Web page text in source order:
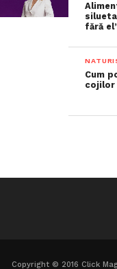
fără
Cum
cojilor
Copyright © 2016 Click